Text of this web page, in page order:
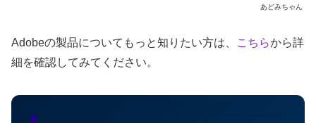
あどみちゃん
Adobeの製品についてもっと知りたい方は、 こちらから詳
細を確認してみてください。